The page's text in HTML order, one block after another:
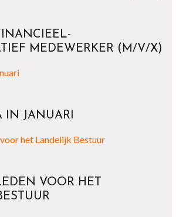
MEDEWERKER (M/V/X)
IN JANUARI
VOOR HET